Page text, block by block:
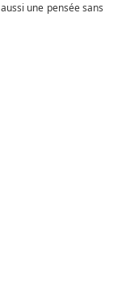
une pensée sans